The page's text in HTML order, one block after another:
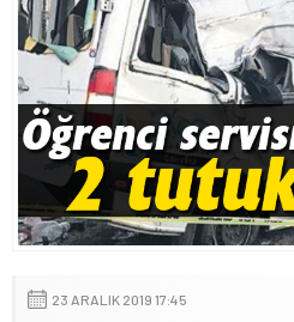
23 ARALIK 2019 17:45